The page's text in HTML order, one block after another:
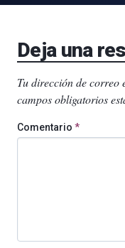
Deja una
Tu dirección de correo
campos obligatorios
Comentario *